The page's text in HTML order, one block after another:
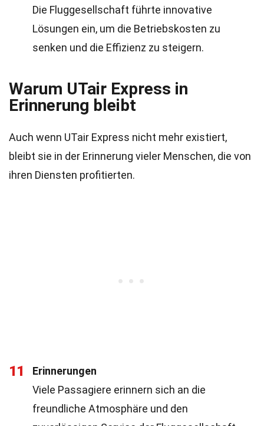
Die Fluggesellschaft führte innovative
Lösungen ein, um die Betriebskosten zu
senken und die Effizienz zu steigern.
Warum UTair Express in
Erinnerung bleibt
Auch wenn UTair Express nicht mehr existiert,
bleibt sie in der Erinnerung vieler Menschen, die von
ihren Diensten profitierten.
11
Erinnerungen
Viele Passagiere erinnern sich an die
freundliche Atmosphäre und den